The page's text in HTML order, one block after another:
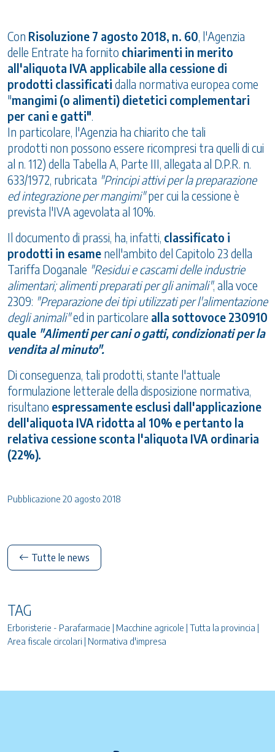
Con Risoluzione 7 agosto 2018, n. 60, l'Agenzia
delle Entrate ha fornito chiarimenti in merito
all'aliquota IVA applicabile alla cessione di
prodotti classificati dalla normativa europea come
"mangimi (o alimenti) dietetici complementari
per cani e gatti".
In particolare, l'Agenzia ha chiarito che tali
prodotti non possono essere ricompresi tra quelli di cui
al n. 112) della Tabella A, Parte III, allegata al D.P.R. n.
633/1972, rubricata "Principi attivi per la preparazione
ed integrazione per mangimi"per cui la cessione è
prevista l'IVA agevolata al 10%.
Il documento di prassi, ha, infatti, classificato i
prodotti in esame nell'ambito del Capitolo 23 della
Tariffa Doganale "Residui e cascami delle industrie
alimentari; alimenti preparati per gli animali", alla voce
2309: "Preparazione dei tipi utilizzati per l'alimentazione
degli animali"ed in particolare alla sottovoce 230910
quale "Alimenti per cani o gatti, condizionati per la
vendita al minuto".
Di conseguenza, tali prodotti, stante l'attuale
formulazione letterale della disposizione normativa,
risultano espressamente esclusi dall'applicazione
dell'aliquota IVA ridotta al 10% e pertanto la
relativa cessione sconta l'aliquota IVA ordinaria
(22%).
Pubblicazione 20 agosto 2018
Tutte le news
TAG
Erboristerie - Parafarmacie | Macchine agricole | Tutta la provincia |
Area fiscale circolari | Normativa d'impresa